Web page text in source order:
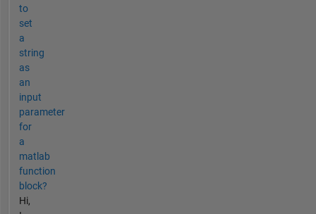
to
set
a
string
as
an
input
parameter
for
a
matlab
function
block?
Hi,